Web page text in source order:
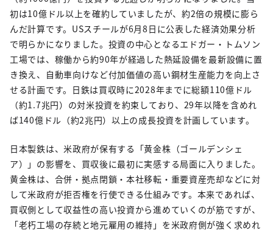
初は10億ドル以上を確約していましたが、約2倍の規模に膨ら
んだ計算です。USスチールが6月8日に公表した経済効果分析
で明らかになりました。投資の中心となるエドガー・トムソン
工場では、稼働から約90年が経過した熱延設備を最新設備に置
き換え、自動車向けなど付加価値の高い鋼材生産能力を向上さ
せる計画です。日鉄は買収時に2028年までに総額110億ドル
（約1.7兆円）の対米投資を約束しており、29年以降を含めれ
ば140億ドル（約2兆円）以上の成長投資を計画しています。
日本製鉄は、米政府が保有する「黄金株（ゴールデンシェ
ア）」の影響を、買収後に最初に実感する局面に入りました。
黄金株は、合併・拠点閉鎖・本社移転・重要資産売却などに対
して米政府が拒否権を行使できる仕組みです。本来であれば、
買収側として収益性の高い投資から進めていくのが筋ですが、
「老朽工場の存続と地元雇用の維持」を米政府側が強く求めれ